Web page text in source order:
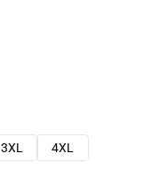
3XL 4XL